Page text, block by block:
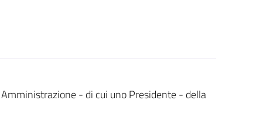
- di cui uno Presidente - della